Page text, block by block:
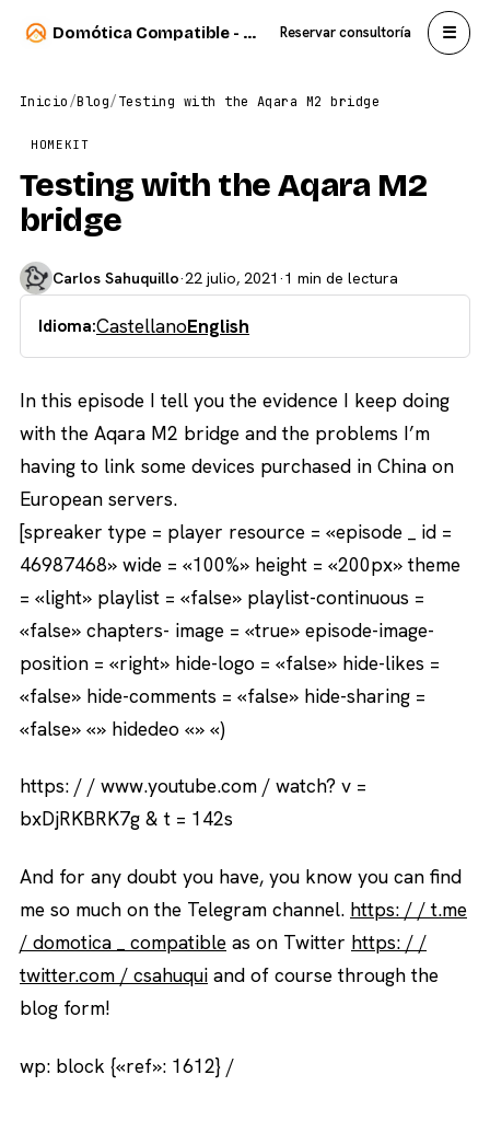
Domótica Compatible - Carlos Sahuquillo Reservar consultoría ☰
Inicio/Blog/Testing with the Aqara M2 bridge
HOMEKIT
Testing with the Aqara M2
bridge
Carlos Sahuquillo·22 julio, 2021 ·1 min de lectura
Idioma:CastellanoEnglish
In this episode I tell you the evidence I keep doing
with the Aqara M2 bridge and the problems I’m
having to link some devices purchased in China on
European servers.
[spreaker type = player resource = «episode _ id =
46987468» wide = «100%» height = «200px» theme
= «light» playlist = «false» playlist-continuous =
«false» chapters- image = «true» episode-image-
position = «right» hide-logo = «false» hide-likes =
«false» hide-comments = «false» hide-sharing =
«false» «» hidedeo «» «)
https: / / www.youtube.com / watch? v =
bxDjRKBRK7g & t = 142s
And for any doubt you have, you know you can find
me so much on the Telegram channel. https: / / t.me
/ domotica _ compatible as on Twitter https: / /
twitter.com / csahuqui and of course through the
blog form!
wp: block {«ref»: 1612} /